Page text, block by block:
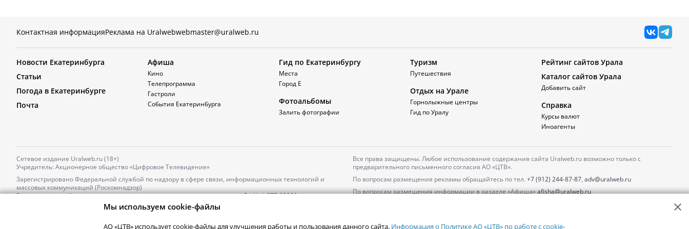
Контактная информацияРеклама на Uralwebwebmaster@uralweb.ru
Новости Екатеринбурга
Статьи
Погода в Екатеринбурге
Почта
Афиша
Кино
Телепрограмма
Гастроли
События Екатеринбурга
Гид по Екатеринбургу
Места
Город Е
Фотоальбомы
Залить фотографии
Туризм
Путешествия
Отдых на Урале
Горнолыжные центры
Гид по Уралу
Рейтинг сайтов Урала
Каталог сайтов Урала
Добавить сайт
Справка
Курсы валют
Иноагенты
Сетевое издание Uralweb.ru (18+)
Учредитель: Акционерное общество «Цифровое Телевидение»
Зарегистрировано Федеральной службой по надзору в сфере связи, информационных технологий и
массовых коммуникаций (Роскомнадзор)
Регистрационный номер и дата принятия решения о регистрации: серияЭл № ФС77-82000
+7 (912) 244-87-87,
Все права защищены. Любое использование содержания сайта Uralweb.ru возможно только с
предварительного письменного согласия АО «ЦТВ».
По вопросам размещения рекламы обращайтесь по тел. +7 (912) 244-87-87, adv@uralweb.ru
По вопросам размещения информации в разделе «Афиша»afisha@uralweb.ru
Мы используем cookie-файлы
АО «ЦТВ» использует cookie-файлы для улучшения работы и пользования данного сайта. Информация о Политике АО «ЦТВ» по работе с cookie-